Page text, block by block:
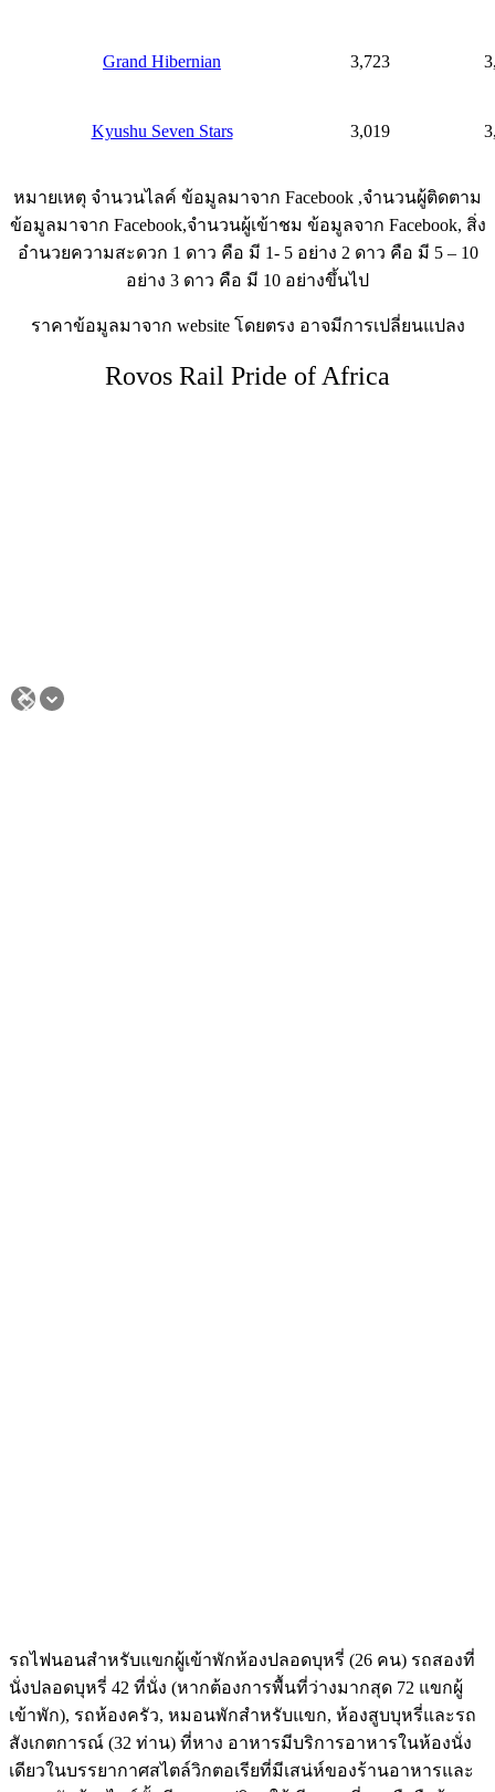
Grand Hibernian 3,723
Kyushu Seven Stars 3,019
หมายเหตุ จำนวนไลค์ ข้อมูลมาจาก Facebook ,จำนวนผู้ติดตาม
ข้อมูลมาจาก Facebook,จำนวนผู้เข้าชม ข้อมูลจาก Facebook, สิ่ง
อำนวยความสะดวก 1 ดาว คือ มี 1- 5 อย่าง 2 ดาว คือ มี 5 – 10
อย่าง 3 ดาว คือ มี 10 อย่างขึ้นไป
ราคาข้อมูลมาจาก website โดยตรง อาจมีการเปลี่ยนแปลง
Rovos Rail Pride of Africa
รถไฟนอนสำหรับแขกผู้เข้าพักห้องปลอดบุหรี่ (26 คน) รถสองที่
นั่งปลอดบุหรี่ 42 ที่นั่ง (หากต้องการพื้นที่ว่างมากสุด 72 แขกผู้
เข้าพัก), รถห้องครัว, หมอนพักสำหรับแขก, ห้องสูบบุหรี่และรถ
สังเกตการณ์ (32 ท่าน) ที่หาง อาหารมีบริการอาหารในห้องนั่ง
เดียวในบรรยากาศสไตล์วิกตอเรียที่มีเสน่ห์ของร้านอาหารและ